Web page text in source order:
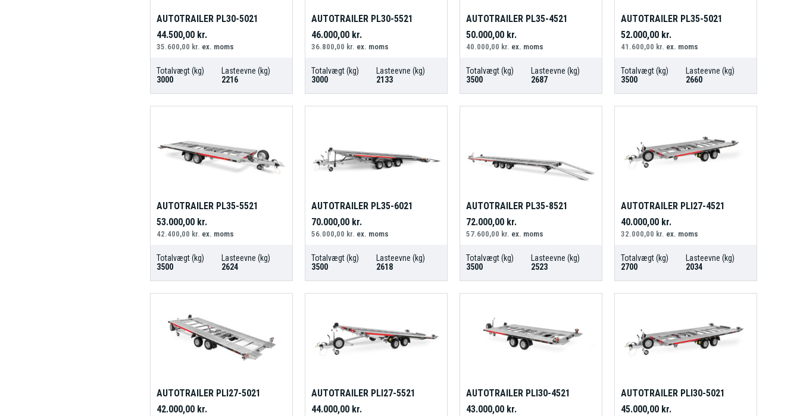
AUTOTRAILER PL30-5021
44.500,00 kr.
35.600,00 kr. ex. moms
Totalvægt (kg)
3000
Lasteevne (kg)
2216
AUTOTRAILER PL30-5521
46.000,00 kr.
36.800,00 kr. ex. moms
Totalvægt (kg)
3000
Lasteevne (kg)
2133
AUTOTRAILER PL35-4521
50.000,00 kr.
40.000,00 kr. ex. moms
Totalvægt (kg)
3500
Lasteevne (kg)
2687
AUTOTRAILER PL35-5021
52.000,00 kr.
41.600,00 kr. ex. moms
Totalvægt (kg)
3500
Lasteevne (kg)
2660
AUTOTRAILER PL35-5521
53.000,00 kr.
42.400,00 kr. ex. moms
Totalvægt (kg)
3500
Lasteevne (kg)
2624
AUTOTRAILER PL35-6021
70.000,00 kr.
56.000,00 kr. ex. moms
Totalvægt (kg)
3500
Lasteevne (kg)
2618
AUTOTRAILER PL35-8521
72.000,00 kr.
57.600,00 kr. ex. moms
Totalvægt (kg)
3500
Lasteevne (kg)
2523
AUTOTRAILER PLI27-4521
40.000,00 kr.
32.000,00 kr. ex. moms
Totalvægt (kg)
2700
Lasteevne (kg)
2034
AUTOTRAILER PLI27-5021
42.000,00 kr.
AUTOTRAILER PLI27-5521
44.000,00 kr.
AUTOTRAILER PLI30-4521
43.000,00 kr.
AUTOTRAILER PLI30-5021
45.000,00 kr.